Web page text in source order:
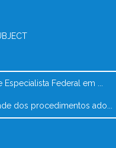
Especialista Federal em ...
dos procedimentos ado...